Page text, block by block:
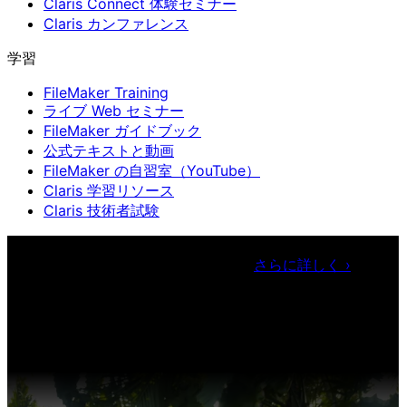
Claris Connect 体験セミナー
Claris カンファレンス
学習
FileMaker Training
ライブ Web セミナー
FileMaker ガイドブック
公式テキストと動画
FileMaker の自習室（YouTube）
Claris 学習リソース
Claris 技術者試験
さらに詳しく ›